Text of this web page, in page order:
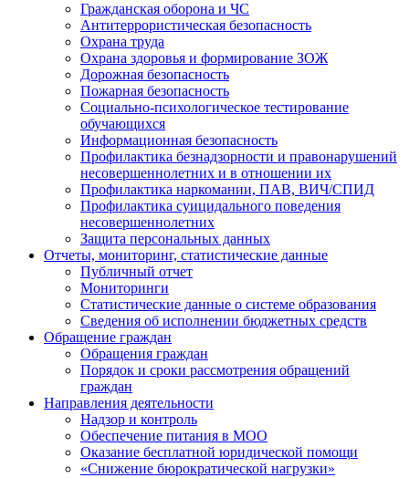
Гражданская оборона и ЧС
Антитеррористическая безопасность
Охрана труда
Охрана здоровья и формирование ЗОЖ
Дорожная безопасность
Пожарная безопасность
Социально-психологическое тестирование
обучающихся
Информационная безопасность
Профилактика безнадзорности и правонарушений
несовершеннолетних и в отношении их
Профилактика наркомании, ПАВ, ВИЧ/СПИД
Профилактика суицидального поведения
несовершеннолетних
Защита персональных данных
Отчеты, мониторинг, статистические данные
Публичный отчет
Мониторинги
Статистические данные о системе образования
Сведения об исполнении бюджетных средств
Обращение граждан
Обращения граждан
Порядок и сроки рассмотрения обращений
граждан
Направления деятельности
Надзор и контроль
Обеспечение питания в МОО
Оказание бесплатной юридической помощи
«Снижение бюрократической нагрузки»